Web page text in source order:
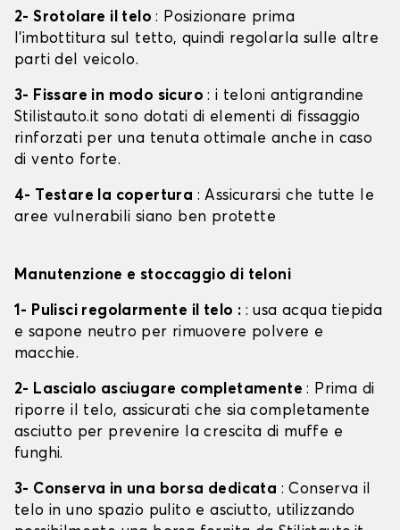
2- Srotolare il telo: Posizionare prima
l'imbottitura sul tetto, quindi regolarla sulle altre
parti del veicolo.
3- Fissare in modo sicuro: i teloni antigrandine
Stilistauto.it sono dotati di elementi di fissaggio
rinforzati per una tenuta ottimale anche in caso
di vento forte.
4- Testare la copertura : Assicurarsi che tutte le
aree vulnerabili siano ben protette
Manutenzione e stoccaggio di teloni
1- Pulisci regolarmente il telo : : usa acqua tiepida
e sapone neutro per rimuovere polvere e
macchie.
2- Lascialo asciugare completamente: Prima di
riporre il telo, assicurati che sia completamente
asciutto per prevenire la crescita di muffe e
funghi.
3- Conserva in una borsa dedicata : Conserva il
telo in uno spazio pulito e asciutto, utilizzando